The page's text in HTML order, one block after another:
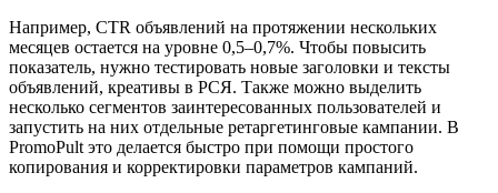
Например, CTR объявлений на протяжении нескольких
месяцев остается на уровне 0,5–0,7%. Чтобы повысить
показатель, нужно тестировать новые заголовки и тексты
объявлений, креативы в РСЯ. Также можно выделить
несколько сегментов заинтересованных пользователей и
запустить на них отдельные ретаргетинговые кампании. В
PromoPult это делается быстро при помощи простого
копирования и корректировки параметров кампаний.